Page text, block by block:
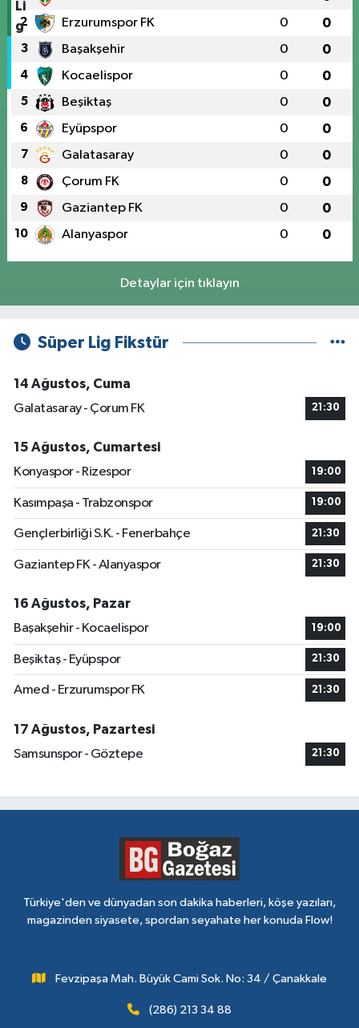
2 Erzurumspor FK 0 0
3 Başakşehir 0 0
4 Kocaelispor 0 0
5 Beşiktaş 0 0
6 Eyüpspor 0 0
7 Galatasaray 0 0
8 Çorum FK 0 0
9 Gaziantep FK 0 0
10 Alanyaspor 0 0
Detaylar için tıklayın
Süper Lig Fikstür
14 Ağustos, Cuma
Galatasaray - Çorum FK
21:30
15 Ağustos, Cumartesi
Konyaspor - Rizespor
19:00
Kasımpaşa - Trabzonspor 19:00
Gençlerbirliği S.K. - Fenerbahçe 21:30
Gaziantep FK - Alanyaspor 21:30
16 Ağustos, Pazar
Başakşehir - Kocaelispor
19:00
Beşiktaş - Eyüpspor 21:30
Amed - Erzurumspor FK 21:30
17 Ağustos, Pazartesi
Samsunspor - Göztepe
21:30
Türkiye'den ve dünyadan son dakika haberleri, köşe yazıları,
magazinden siyasete, spordan seyahate her konuda Flow!
Fevzipaşa Mah. Büyük Cami Sok. No: 34 / Çanakkale
(286) 213 34 88